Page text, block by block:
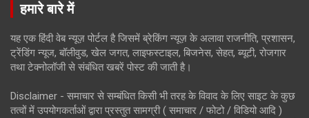
हमारे बारे में
यह एक हिंदी वेब न्यूज़ पोर्टल है जिसमें ब्रेकिंग न्यूज़ के अलावा राजनीति, प्रशासन,
ट्रेंडिंग न्यूज, बॉलीवुड, खेल जगत, लाइफस्टाइल, बिजनेस, सेहत, ब्यूटी, रोजगार
तथा टेक्नोलॉजी से संबंधित खबरें पोस्ट की जाती है।
Disclaimer - समाचार से सम्बंधित किसी भी तरह के विवाद के लिए साइट के कुछ
तत्वों में उपयोगकर्ताओं द्वारा प्रस्तुत सामग्री ( समाचार / फोटो / विडियो आदि )